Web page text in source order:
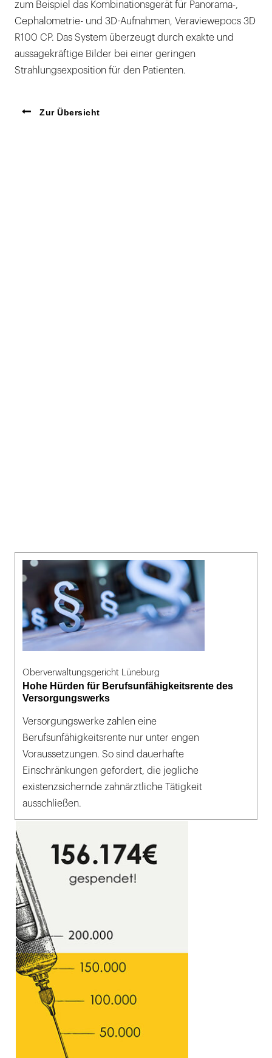
zum Beispiel das Kombinationsgerät für Panorama-,
Cephalometrie- und 3D-Aufnahmen, Veraviewepocs 3D
R100 CP. Das System überzeugt durch exakte und
aussagekräftige Bilder bei einer geringen
Strahlungsexposition für den Patienten.
Zur Übersicht
Oberverwaltungsgericht Lüneburg
Hohe Hürden für Berufsunfähigkeitsrente des
Versorgungswerks
Versorgungswerke zahlen eine
Berufsunfähigkeitsrente nur unter engen
Voraussetzungen. So sind dauerhafte
Einschränkungen gefordert, die jegliche
existenzsichernde zahnärztliche Tätigkeit
ausschließen.